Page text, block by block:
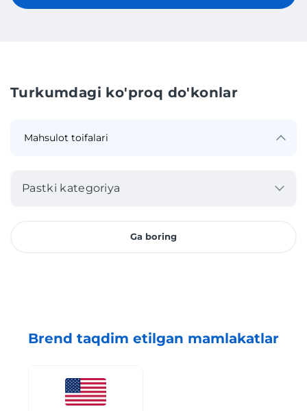
Turkumdagi ko'proq do'konlar
Pastki kategoriya
Ga boring
Brend taqdim etilgan mamlakatlar